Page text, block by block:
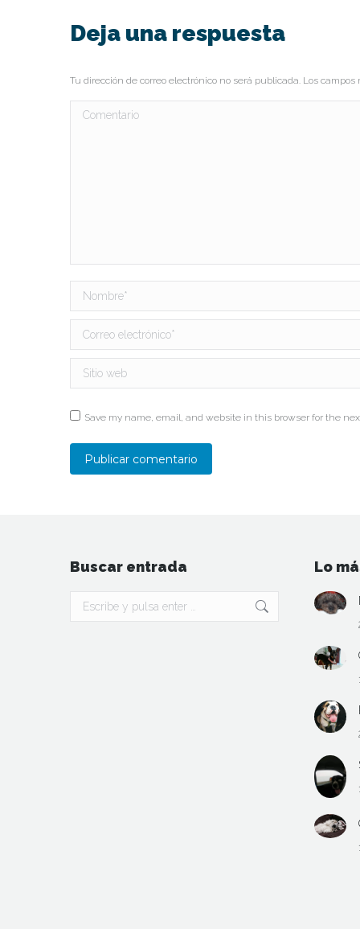
Deja una respuesta
Tu dirección de correo electrónico no será publicada. Los
Comentario
Nombre *
Correo electrónico *
Sitio web
Save my name, email, and website in this browser for the
Publicar comentario
Buscar entrada
Buscar:
Lo